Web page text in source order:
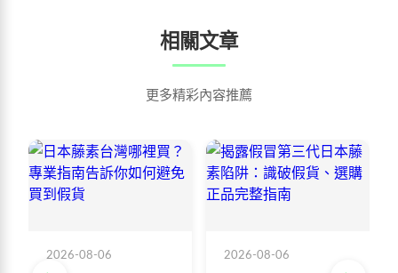
相關文章
更多精彩內容推薦
2026-08-06 2026-08-06